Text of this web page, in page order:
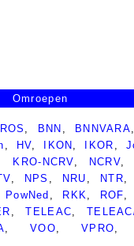
Omroepen
, BNN , BNNVARA
, HV, IKON , IKOR ,
KRO-NCRV, NCRV,
, NPS , NRU , NTR,
PowNed , RKK, ROF,
,TELEAC,
,VOO,VPRO